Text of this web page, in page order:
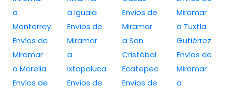
a
Monterrey
Envíos de
Miramar
a Morelia
Envíos de
a Iguala
Envíos de
Miramar
a
Ixtapaluca
Envíos de
Envíos de
Miramar
a San
Cristóbal
Ecatepec
Envíos de
Miramar
a Tuxtla
Gutiérrez
Envíos de
Miramar
a